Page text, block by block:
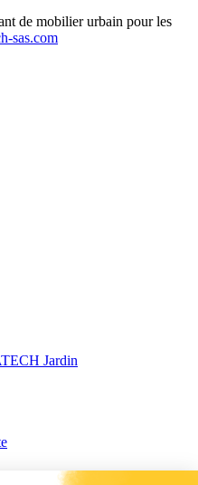
de mobilier urbain pour les
sas.com
Jardin